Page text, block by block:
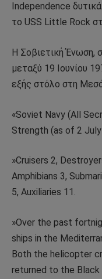
Independence
το USS Little Rock
H Σοβιετική Ένωση,
μεταξύ 19 Ιουνίου
εξής στόλο στη
«Soviet Navy (All
Strength (as of 2 July
»Cruisers 2,
Amphibians 3,
5, Auxiliaries 11.
»Over the past
ships in the
Both the helicopter
returned to the Black